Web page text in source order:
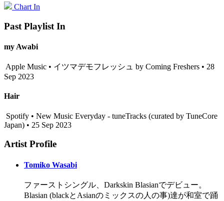
Chart In
Past Playlist In
my Awabi
Apple Music • イツマデモフレッシュ by Coming Freshers • 28
Sep 2023
Hair
Spotify • New Music Everyday - tuneTracks (curated by TuneCore
Japan) • 25 Sep 2023
Artist Profile
Tomiko Wasabi
ファーストシングル、Darkskin Blasianでデビュー。
Blasian (blackとAsianのミックスの人の事)達が和室で踊